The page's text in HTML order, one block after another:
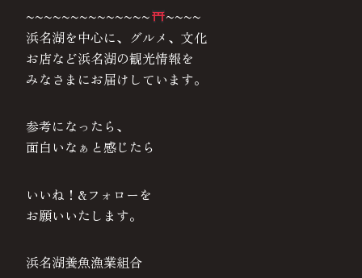
~~~~~~~~~~~~~~
~~~~
浜名湖を中心に、グルメ、文化
お店など浜名湖の観光情報を
みなさまにお届けしています。
参考になったら、
面白いなぁと感じたら
いいね！&フォローを
お願いいたします。
浜名湖養魚漁業組合